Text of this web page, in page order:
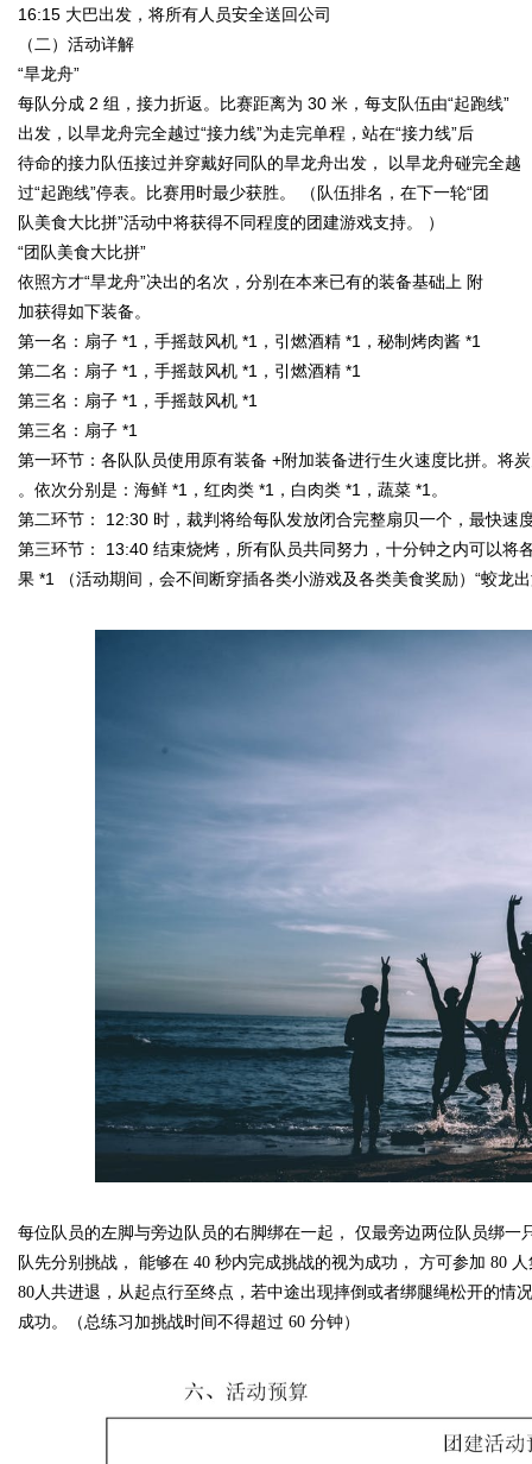
16:15 大巴出发，将所有人员安全送回公司
（二）活动详解
“旱龙舟”
每队分成 2 组，接力折返。比赛距离为 30 米，每支队伍由“起跑线”
出发，以旱龙舟完全越过“接力线”为走完单程，站在“接力线”后
待命的接力队伍接过并穿戴好同队的旱龙舟出发， 以旱龙舟碰完全越
过“起跑线”停表。比赛用时最少获胜。 （队伍排名，在下一轮“团
队美食大比拼”活动中将获得不同程度的团建游戏支持。 ）
“团队美食大比拼”
依照方才“旱龙舟”决出的名次，分别在本来已有的装备基础上 附
加获得如下装备。
第一名：扇子 *1 ，手摇鼓风机 *1 ，引燃酒精 *1 ，秘制烤肉酱 *1
第二名：扇子 *1 ，手摇鼓风机 *1 ，引燃酒精 *1
第三名：扇子 *1 ，手摇鼓风机 *1
第三名：扇子 *1
第一环节：各队队员使用原有装备 +附加装备进行生火速度比拼。将
。依次分别是：海鲜 *1 ，红肉类 *1 ，白肉类 *1 ，蔬菜 *1 。
第二环节：
12:30 时，裁判将给每队发放闭合完整扇贝一个，最快速
第三环节：
13:40 结束烧烤，所有队员共同努力，十分钟之内可以将
果 *1 （活动期间，会不间断穿插各类小游戏及各类美食奖励）“蛟龙出
每位队员的左脚与旁边队员的右脚绑在一起， 仅最旁边两位队员绑
队先分别挑战， 能够在 40 秒内完成挑战的视为成功， 方可参加 80
80人共进退，从起点行至终点，若中途出现摔倒或者绑腿绳松开的情
成功。（总练习加挑战时间不得超过 60 分钟）